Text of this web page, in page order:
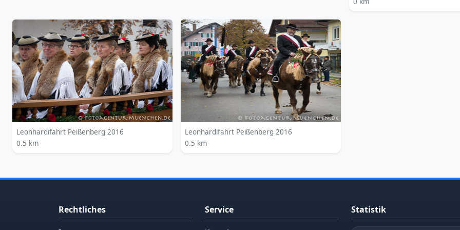
Leonhardifahrt Peißenberg 2016
0.5 km
Leonhardifahrt Peißenberg 2016
0.5 km
Rechtliches Service Statistik